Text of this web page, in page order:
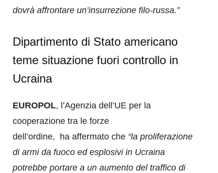
dovrà affrontare un’insurrezione filo-russa.”
Dipartimento di Stato americano
teme situazione fuori controllo in
Ucraina
EUROPOL, l’Agenzia dell’UE per la
cooperazione tra le forze
dell’ordine, ha affermato che “la proliferazione
di armi da fuoco ed esplosivi in ​​Ucraina
potrebbe portare a un aumento del traffico di